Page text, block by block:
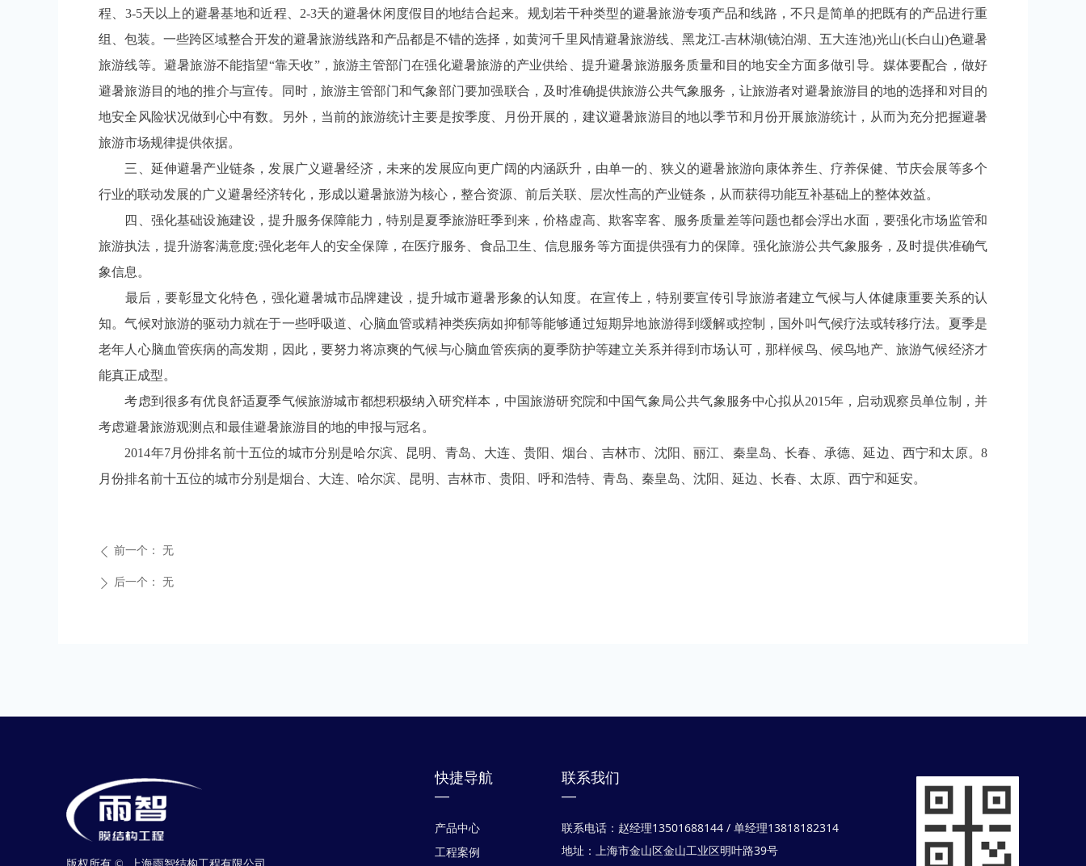
程、3-5天以上的避暑基地和近程、2-3天的避暑休闲度假目的地结合起来。规划若干种类型的避暑旅游专项产品和线路，不只是简单的把既有的产品进行重
组、包装。一些跨区域整合开发的避暑旅游线路和产品都是不错的选择，如黄河千里风情避暑旅游线、黑龙江-吉林湖(镜泊湖、五大连池)光山(长白山)色避暑
旅游线等。避暑旅游不能指望“靠天收”，旅游主管部门在强化避暑旅游的产业供给、提升避暑旅游服务质量和目的地安全方面多做引导。媒体要配合，做好
避暑旅游目的地的推介与宣传。同时，旅游主管部门和气象部门要加强联合，及时准确提供旅游公共气象服务，让旅游者对避暑旅游目的地的选择和对目的
地安全风险状况做到心中有数。另外，当前的旅游统计主要是按季度、月份开展的，建议避暑旅游目的地以季节和月份开展旅游统计，从而为充分把握避暑
旅游市场规律提供依据。
三、延伸避暑产业链条，发展广义避暑经济，未来的发展应向更广阔的内涵跃升，由单一的、狭义的避暑旅游向康体养生、疗养保健、节庆会展等多个
行业的联动发展的广义避暑经济转化，形成以避暑旅游为核心，整合资源、前后关联、层次性高的产业链条，从而获得功能互补基础上的整体效益。
四、强化基础设施建设，提升服务保障能力，特别是夏季旅游旺季到来，价格虚高、欺客宰客、服务质量差等问题也都会浮出水面，要强化市场监管和
旅游执法，提升游客满意度;强化老年人的安全保障，在医疗服务、食品卫生、信息服务等方面提供强有力的保障。强化旅游公共气象服务，及时提供准确气
象信息。
最后，要彰显文化特色，强化避暑城市品牌建设，提升城市避暑形象的认知度。在宣传上，特别要宣传引导旅游者建立气候与人体健康重要关系的认
知。气候对旅游的驱动力就在于一些呼吸道、心脑血管或精神类疾病如抑郁等能够通过短期异地旅游得到缓解或控制，国外叫气候疗法或转移疗法。夏季是
老年人心脑血管疾病的高发期，因此，要努力将凉爽的气候与心脑血管疾病的夏季防护等建立关系并得到市场认可，那样候鸟、候鸟地产、旅游气候经济才
能真正成型。
考虑到很多有优良舒适夏季气候旅游城市都想积极纳入研究样本，中国旅游研究院和中国气象局公共气象服务中心拟从2015年，启动观察员单位制，并
考虑避暑旅游观测点和最佳避暑旅游目的地的申报与冠名。
2014年7月份排名前十五位的城市分别是哈尔滨、昆明、青岛、大连、贵阳、烟台、吉林市、沈阳、丽江、秦皇岛、长春、承德、延边、西宁和太原。8
月份排名前十五位的城市分别是烟台、大连、哈尔滨、昆明、吉林市、贵阳、呼和浩特、青岛、秦皇岛、沈阳、延边、长春、太原、西宁和延安。
ꄴ 前一个： 无
ꄲ 后一个： 无
快捷导航
—
产品中心
工程案例
联系我们
—
联系电话：赵经理13501688144 / 单经理13818182314
地址：上海市金山区金山工业区明叶路39号